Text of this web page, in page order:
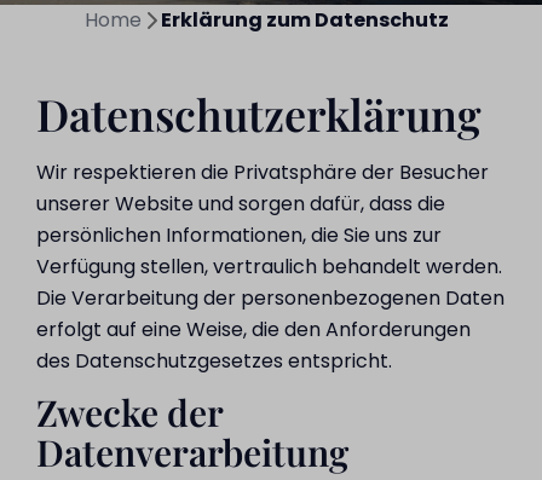
Home Erklärung zum Datenschutz
Datenschutzerklärung
Wir respektieren die Privatsphäre der Besucher
unserer Website und sorgen dafür, dass die
persönlichen Informationen, die Sie uns zur
Verfügung stellen, vertraulich behandelt werden.
Die Verarbeitung der personenbezogenen Daten
erfolgt auf eine Weise, die den Anforderungen
des Datenschutzgesetzes entspricht.
Zwecke der
Datenverarbeitung